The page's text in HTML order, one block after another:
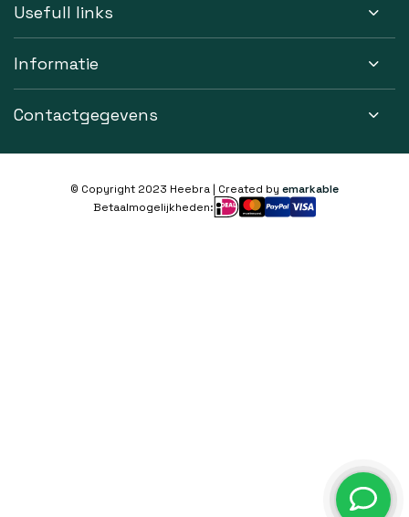
Usefull links
Informatie
Contactgegevens
© Copyright 2023 Heebra | Created by emarkable
Betaalmogelijkheden: